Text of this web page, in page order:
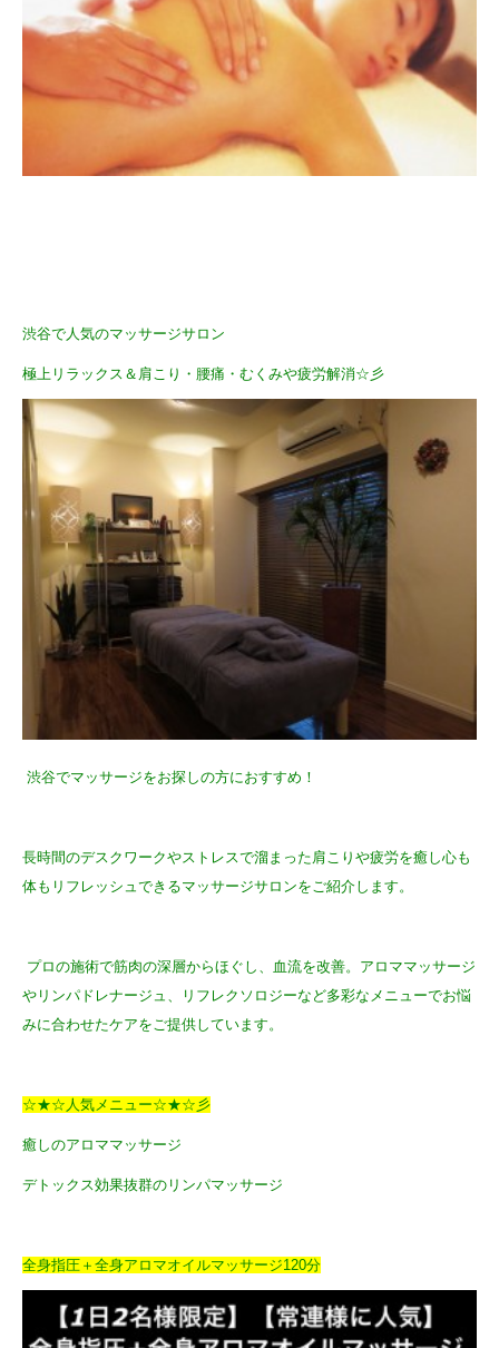
渋谷で人気のマッサージサロン
極上リラックス＆肩こり・腰痛・むくみや疲労解消☆彡
渋谷でマッサージをお探しの方におすすめ！
長時間のデスクワークやストレスで溜まった肩こりや疲労を癒し心も
体もリフレッシュできるマッサージサロンをご紹介します。
プロの施術で筋肉の深層からほぐし、血流を改善。アロママッサージ
やリンパドレナージュ、リフレクソロジーなど多彩なメニューでお悩
みに合わせたケアをご提供しています。
☆★☆人気メニュー☆★☆彡
癒しのアロママッサージ
デトックス効果抜群のリンパマッサージ
全身指圧＋全身アロマオイルマッサージ120分